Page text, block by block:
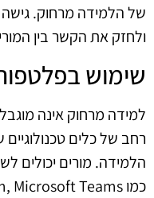
של הלמידה מרחוק. גישה
ולחזק את הקשר בין
שימוש
למידה מרחוק אינה
רחב של כלים
הלמידה. מורים יכולים